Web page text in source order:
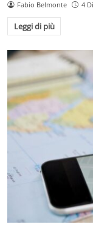
Fabio Belmonte 4
Leggi di più